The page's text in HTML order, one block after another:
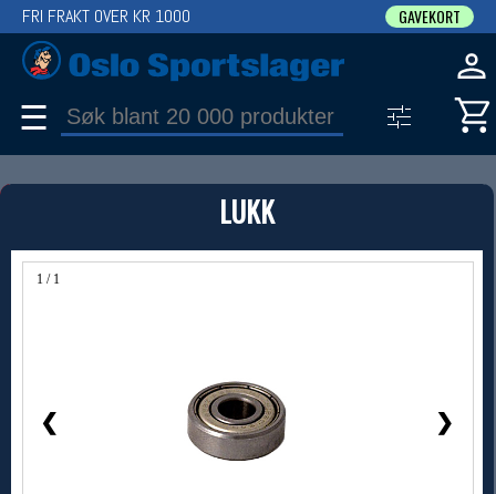
LUKK
1 / 1
❮ ❯
FRI FRAKT OVER KR 1000 GAVEKORT
☰
PRODUKT
Produkter (1)
Bruk filter til å spisse søket